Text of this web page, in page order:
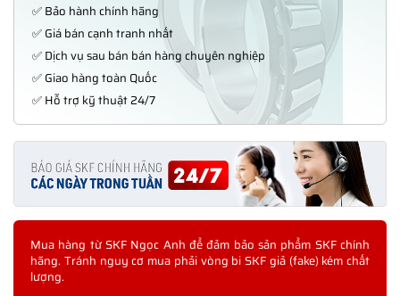
✅ Bảo hành chính hãng
✅ Giá bán cạnh tranh nhất
✅ Dịch vụ sau bán bán hàng chuyên nghiệp
✅ Giao hàng toàn Quốc
✅ Hỗ trợ kỹ thuật 24/7
Mua hàng từ SKF Ngọc Anh để đảm bảo sản phẩm SKF chính
hãng. Tránh nguy cơ mua phải vòng bi SKF giả (fake) kém chất
lượng.